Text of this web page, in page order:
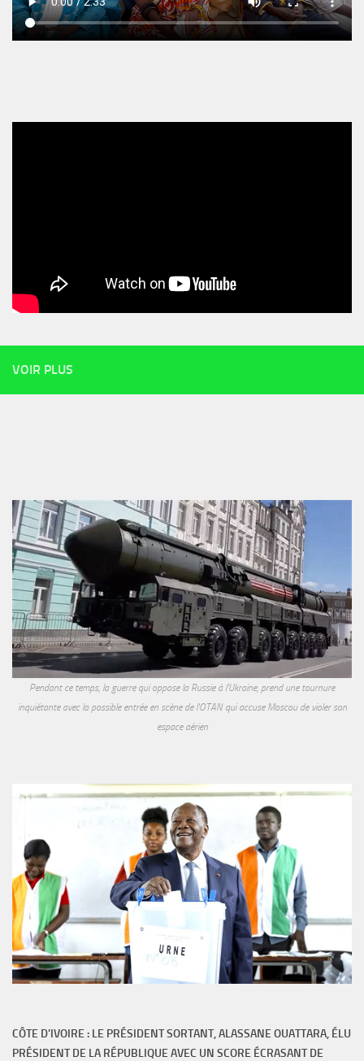
VOIR PLUS
Pendant ce temps, la guerre qui oppose la Russie à l'Ukraine, prend une tournure
inquiétante avec la possible entrée en scène de l'OTAN qui accuse Moscou de violer son
espace aérien
CÔTE D'IVOIRE : LE PRÉSIDENT SORTANT, ALASSANE OUATTARA, ÉLU
PRÉSIDENT DE LA RÉPUBLIQUE AVEC UN SCORE ÉCRASANT DE